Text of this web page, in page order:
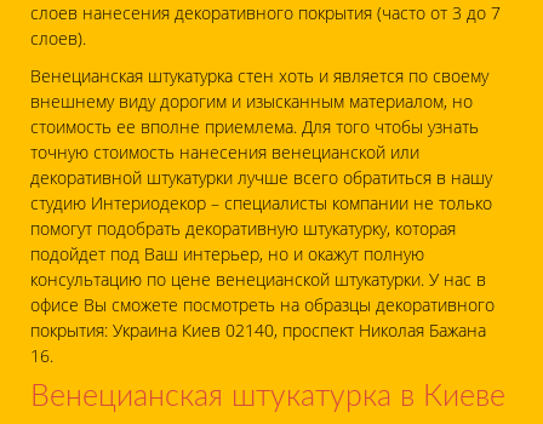
слоев нанесения декоративного покрытия (часто от 3 до 7
слоев).
Венецианская штукатурка стен хоть и является по своему
внешнему виду дорогим и изысканным материалом, но
стоимость ее вполне приемлема. Для того чтобы узнать
точную стоимость нанесения венецианской или
декоративной штукатурки лучше всего обратиться в нашу
студию Интериодекор – специалисты компании не только
помогут подобрать декоративную штукатурку, которая
подойдет под Ваш интерьер, но и окажут полную
консультацию по цене венецианской штукатурки. У нас в
офисе Вы сможете посмотреть на образцы декоративного
покрытия: Украина Киев 02140, проспект Николая Бажана
16.
Венецианская штукатурка в Киеве